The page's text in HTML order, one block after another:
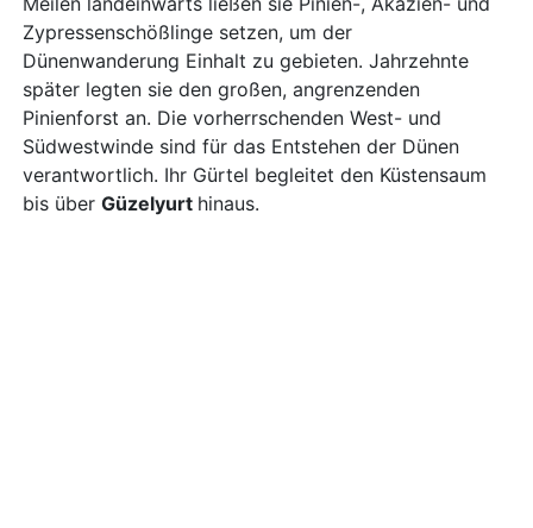
Zypressenschößlinge setzen, um der
Dünenwanderung Einhalt zu gebieten. Jahrzehnte
später legten sie den großen, angrenzenden
Pinienforst an. Die vorherrschenden West- und
Südwestwinde sind für das Entstehen der Dünen
verantwortlich. Ihr Gürtel begleitet den Küstensaum
bis über Güzelyurt hinaus.